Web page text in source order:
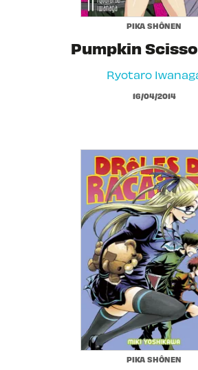
PIKA SHÔNEN
Pumpkin
Ryotaro
16/04/2014
PIKA SHÔNEN